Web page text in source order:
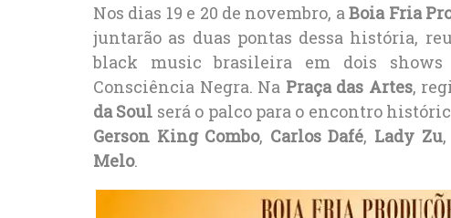
Nos dias 19 e 20 de novembro, aBoia Fria
juntarão as duas pontas dessa história,
black music brasileira em dois shows
Consciência Negra. Na Praça das Artes,
da Soul será o palco para o encontro
Gerson King Combo, Carlos Dafé, Lady Zu,
Melo.